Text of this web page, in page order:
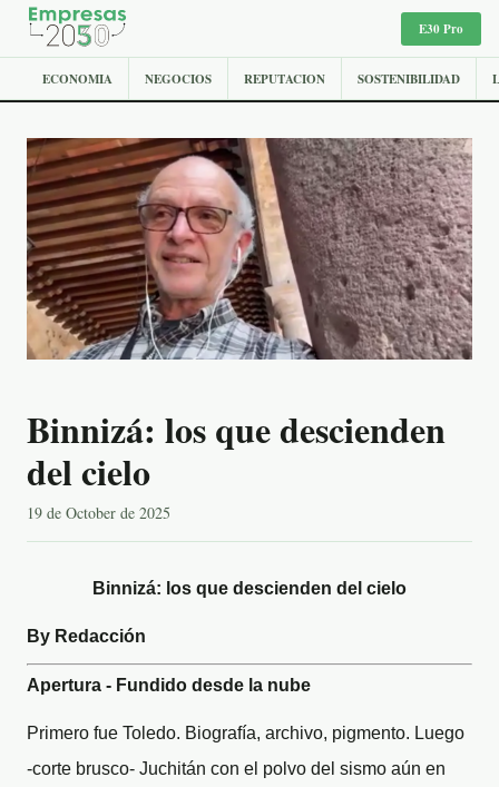
E30 Pro
ECONOMIA NEGOCIOS REPUTACION SOSTENIBILIDAD
Binnizá: los que descienden
del cielo
19 de October de 2025
Binnizá: los que descienden del cielo
By Redacción
Apertura - Fundido desde la nube
Primero fue Toledo. Biografía, archivo, pigmento. Luego
-corte brusco- Juchitán con el polvo del sismo aún en